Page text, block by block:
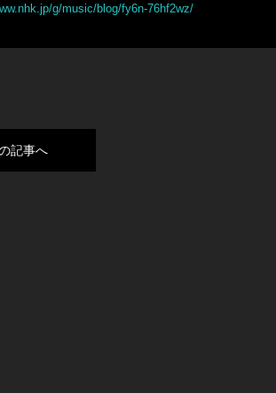
g/music/blog/fy6n-76hf2wz/
記事へ